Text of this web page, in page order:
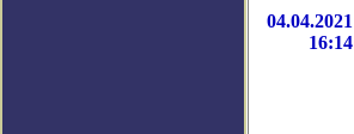
04.04.2021
16:14